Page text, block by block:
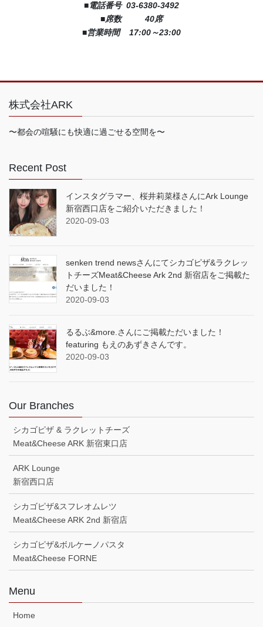
■電話番号 03-6380-3492
■席数 40席
■営業時間 17:00～23:00
株式会社ARK
〜都会の喧騒にも快適に過ごせる空間を〜
Recent Post
インスタグラマー、桜井莉菜様さんにArk Lounge
新宿西口店をご紹介いただきました！
2020-09-03
senken trend newsさんにてシカゴピザ&ラクレッ
トチーズMeat&Cheese Ark 2nd 新宿店をご掲載た
だいました！
2020-09-03
るるぶ&more.さんにご掲載ただいました！
featuring もえのあずきさんです。
2020-09-03
Our Branches
シカゴピザ & ラクレットチーズ
Meat&Cheese ARK 新宿東口店
ARK Lounge
新宿西口店
シカゴピザ&スフレオムレツ
Meat&Cheese ARK 2nd 新宿店
シカゴピザ&ボルケーノパスタ
Meat&Cheese FORNE
Menu
Home